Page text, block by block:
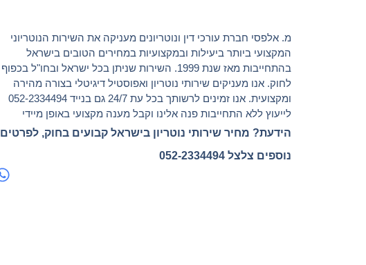
מ. אלפסי חברת עורכי דין ונוטריונים מעניקה את השירות הנוטריוני
המקצועי ביותר ביעילות ובמקצועיות במחירים הטובים בישראל
בהתחייבות מאז שנת 1999. השירות שניתן בכל ישראל ובחו"ל בכפוף
לחוק. אנו מעניקים שירותי נוטריון ואפוסטיל דיגיטלי בצורה מהירה
ומקצועית. אנו זמינים לרשותך בכל עת 24/7 גם בנייד 052-2334494
לייעוץ ללא התחייבות פנה אלינו וקבל מענה מקצועי באופן מיידי
הידעת? מחיר שירותי נוטריון בישראל קבועים בחוק, לפרטים
נוספים צלצל 052-2334494